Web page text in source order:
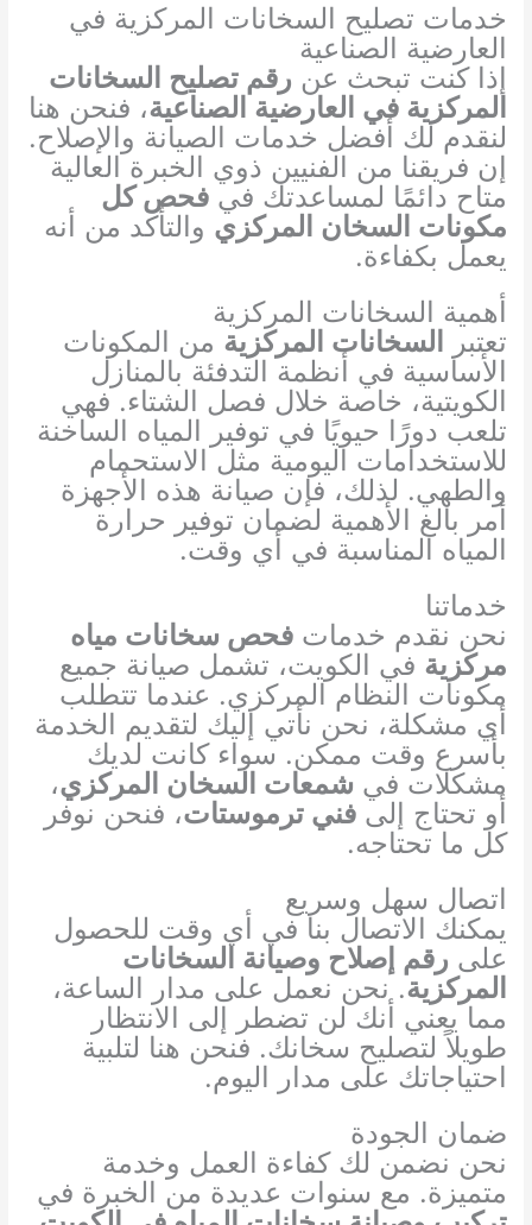
خدمات تصليح السخانات المركزية في
العارضية الصناعية
إذا كنت تبحث عن رقم تصليح السخانات
المركزية في العارضية الصناعية، فنحن هنا
لنقدم لك أفضل خدمات الصيانة والإصلاح.
إن فريقنا من الفنيين ذوي الخبرة العالية
متاح دائمًا لمساعدتك فيفحص كل
مكونات السخان المركزي والتأكد من أنه
يعمل بكفاءة.
أهمية السخانات المركزية
تعتبر
السخانات المركزية من المكونات
الأساسية في أنظمة التدفئة بالمنازل
الكويتية، خاصة خلال فصل الشتاء. فهي
تلعب دورًا حيويًا في توفير المياه الساخنة
للاستخدامات اليومية مثل الاستحمام
والطهي. لذلك، فإن صيانة هذه الأجهزة
أمر بالغ الأهمية لضمان توفير حرارة
المياه المناسبة في أي وقت.
خدماتنا
نحن نقدم خدماتفحص سخانات مياه
مركزية في الكويت، تشمل صيانة جميع
مكونات النظام المركزي. عندما تتطلب
أي مشكلة، نحن نأتي إليك لتقديم الخدمة
بأسرع وقت ممكن. سواء كانت لديك
مشكلات في شمعات السخان المركزي،
أو تحتاج إلىفني ترموستات، فنحن نوفر
كل ما تحتاجه.
اتصال سهل وسريع
يمكنك الاتصال بنا في أي وقت للحصول
على رقم إصلاح وصيانة السخانات
المركزية. نحن نعمل على مدار الساعة،
مما يعني أنك لن تضطر إلى الانتظار
طويلاً لتصليح سخانك. فنحن هنا لتلبية
احتياجاتك على مدار اليوم.
ضمان الجودة
نحن نضمن لك كفاءة العمل وخدمة
متميزة. مع سنوات عديدة من الخبرة في